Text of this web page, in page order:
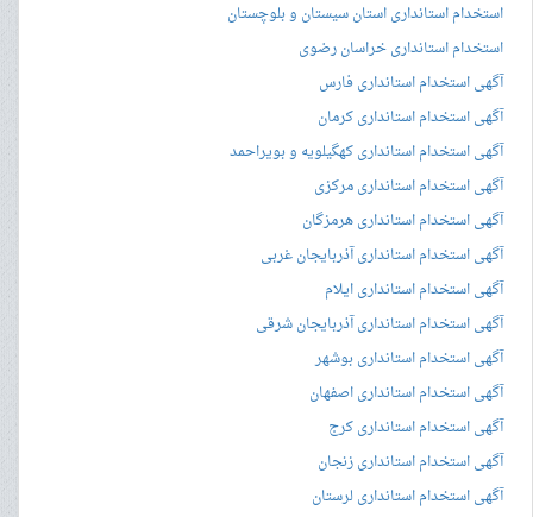
استخدام استانداری استان سیستان و بلوچستان
استخدام استانداری خراسان رضوی
آگهی استخدام استانداری فارس
آگهی استخدام استانداری کرمان
آگهی استخدام استانداری کهگیلویه و بویراحمد
آگهی استخدام استانداری مرکزی
آگهی استخدام استانداری هرمزگان
آگهی استخدام استانداری آذربایجان غربی
آگهی استخدام استانداری ایلام
آگهی استخدام استانداری آذربایجان شرقی
آگهی استخدام استانداری بوشهر
آگهی استخدام استانداری اصفهان
آگهی استخدام استانداری کرج
آگهی استخدام استانداری زنجان
آگهی استخدام استانداری لرستان